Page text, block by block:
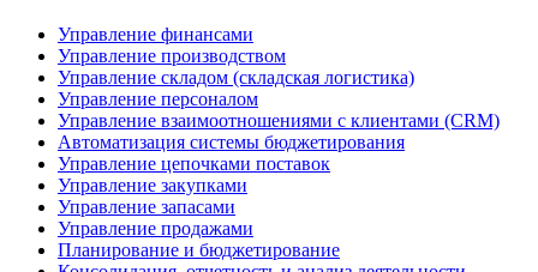
Управление финансами
Управление производством
Управление складом (складская логистика)
Управление персоналом
Управление взаимоотношениями с клиентами (СRM)
Автоматизация системы бюджетирования
Управление цепочками поставок
Управление закупками
Управление запасами
Управление продажами
Планирование и бюджетирование